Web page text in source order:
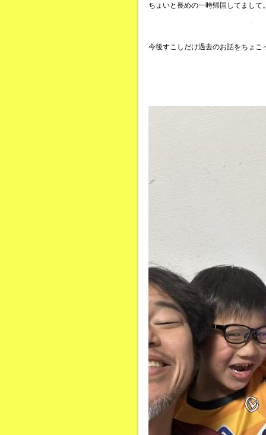
ちょいと長めの一時帰国してまして
今後すこしだけ過去のお話をちょこ